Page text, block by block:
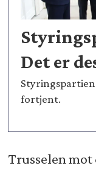
Det er
fortjent.
Trusselen